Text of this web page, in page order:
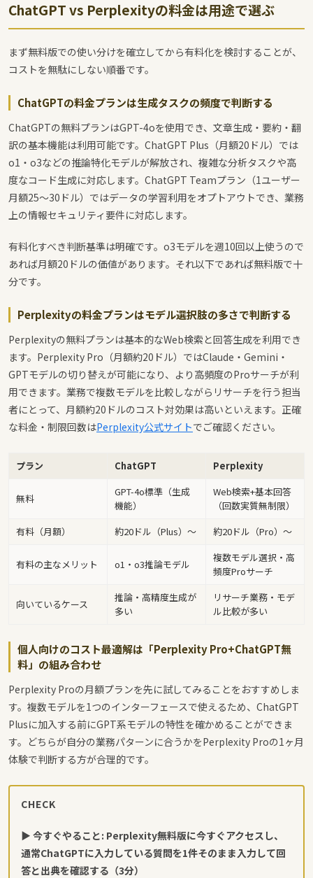
ChatGPT vs Perplexityの料金は用途で選ぶ
まず無料版での使い分けを確立してから有料化を検討することが、
コストを無駄にしない順番です。
ChatGPTの料金プランは生成タスクの頻度で判断する
ChatGPTの無料プランはGPT-4oを使用でき、文章生成・要約・翻
訳の基本機能は利用可能です。ChatGPT Plus（月額20ドル）では
o1・o3などの推論特化モデルが解放され、複雑な分析タスクや高
度なコード生成に対応します。ChatGPT Teamプラン（1ユーザー
月額25〜30ドル）ではデータの学習利用をオプトアウトでき、業務
上の情報セキュリティ要件に対応します。
有料化すべき判断基準は明確です。o3モデルを週10回以上使うので
あれば月額20ドルの価値があります。それ以下であれば無料版で十
分です。
Perplexityの料金プランはモデル選択肢の多さで判断する
Perplexityの無料プランは基本的なWeb検索と回答生成を利用でき
ます。Perplexity Pro（月額約20ドル）ではClaude・Gemini・
GPTモデルの切り替えが可能になり、より高頻度のProサーチが利
用できます。業務で複数モデルを比較しながらリサーチを行う担当
者にとって、月額約20ドルのコスト対効果は高いといえます。正確
な料金・制限回数はPerplexity公式サイトでご確認ください。
プラン ChatGPT Perplexity
無料
GPT-4o標準（生成
機能）
Web検索+基本回答
（回数実質無制限）
有料（月額）
約20ドル（Plus）〜 約20ドル（Pro）〜
有料の主なメリット o1・o3推論モデル
複数モデル選択・高
頻度Proサーチ
向いているケース
推論・高精度生成が
多い
リサーチ業務・モデ
ル比較が多い
個人向けのコスト最適解は「Perplexity Pro+ChatGPT無
料」の組み合わせ
Perplexity Proの月額プランを先に試してみることをおすすめしま
す。複数モデルを1つのインターフェースで使えるため、ChatGPT
Plusに加入する前にGPT系モデルの特性を確かめることができま
す。どちらが自分の業務パターンに合うかをPerplexity Proの1ヶ月
体験で判断する方が合理的です。
CHECK
▶ 今すぐやること: Perplexity無料版に今すぐアクセスし、
通常ChatGPTに入力している質問を1件そのまま入力して回
答と出典を確認する（3分）